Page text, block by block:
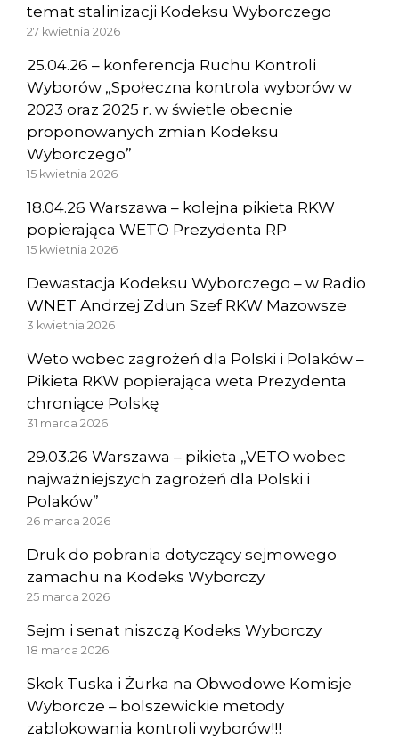
temat stalinizacji Kodeksu Wyborczego
27 kwietnia 2026
25.04.26 – konferencja Ruchu Kontroli
Wyborów „Społeczna kontrola wyborów w
2023 oraz 2025 r. w świetle obecnie
proponowanych zmian Kodeksu
Wyborczego”
15 kwietnia 2026
18.04.26 Warszawa – kolejna pikieta RKW
popierająca WETO Prezydenta RP
15 kwietnia 2026
Dewastacja Kodeksu Wyborczego – w Radio
WNET Andrzej Zdun Szef RKW Mazowsze
3 kwietnia 2026
Weto wobec zagrożeń dla Polski i Polaków –
Pikieta RKW popierająca weta Prezydenta
chroniące Polskę
31 marca 2026
29.03.26 Warszawa – pikieta „VETO wobec
najważniejszych zagrożeń dla Polski i
Polaków”
26 marca 2026
Druk do pobrania dotyczący sejmowego
zamachu na Kodeks Wyborczy
25 marca 2026
Sejm i senat niszczą Kodeks Wyborczy
18 marca 2026
Skok Tuska i Żurka na Obwodowe Komisje
Wyborcze – bolszewickie metody
zablokowania kontroli wyborów!!!